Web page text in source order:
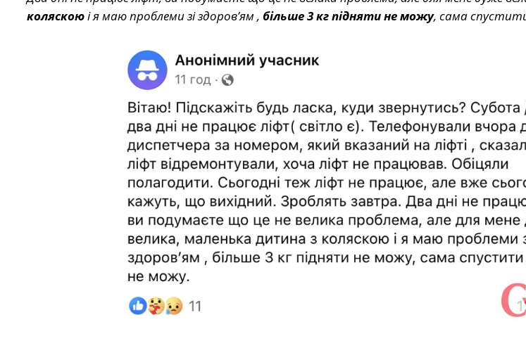
коляскоюі я маю проблеми зі здоровʼям , більше 3 кг підняти не можу, сама